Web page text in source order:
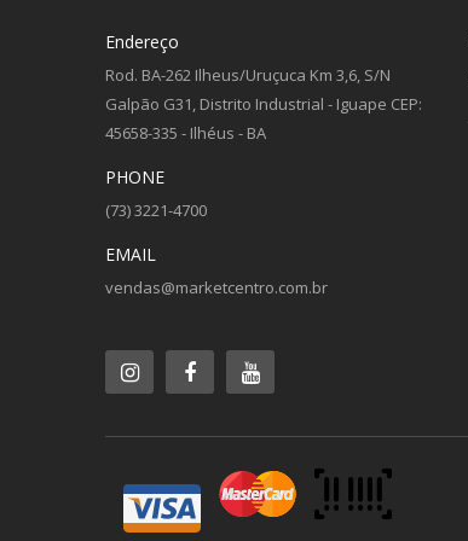
Endereço
Rod. BA-262 Ilheus/Uruçuca Km 3,6, S/N
Galpão G31, Distrito Industrial - Iguape CEP:
45658-335 - Ilhéus - BA
PHONE
(73) 3221-4700
EMAIL
vendas@marketcentro.com.br